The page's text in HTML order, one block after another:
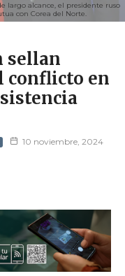
largo alcance, el presidente ruso
con Corea del Norte.
sellan
conflicto en
10 noviembre, 2024